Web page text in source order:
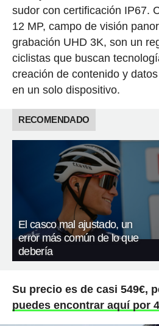
sudor con certificación IP67.
12 MP, campo de visión
grabación UHD 3K, son un
ciclistas que buscan
creación de contenido y
en un solo dispositivo.
RECOMENDADO
El casco mal ajustado, un
error más común de lo que
debería
Su precio es de casi 549€,
puedes encontrar aquí por